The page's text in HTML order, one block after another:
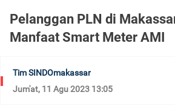
Pelanggan PLN di
Manfaat Smart Meter AMI
Tim SINDOmakassar
Jum'at, 11 Agu 2023 13:05